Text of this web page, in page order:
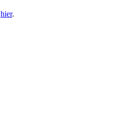
hier.